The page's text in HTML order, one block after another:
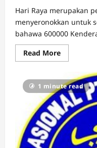
Hari Raya merupakan
menyeronokkan untuk
bahawa 600000
Read MoreRead
more
600000
Kenderaan
Guna
Lebuhraya
Pantai
Timur
2
Sepanjang
Hari
Raya
1 minute read